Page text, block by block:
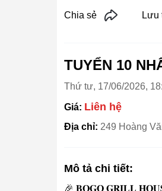
Chia sẻ Lưu
TUYỂN 10
Thứ tư, 17/06/2026,
Giá: Liên hệ
Địa chỉ: 249 Hoàng
Mô tả chi tiết:
🎉 𝐁𝐎𝐆𝐎 𝐆𝐑𝐈𝐋𝐋